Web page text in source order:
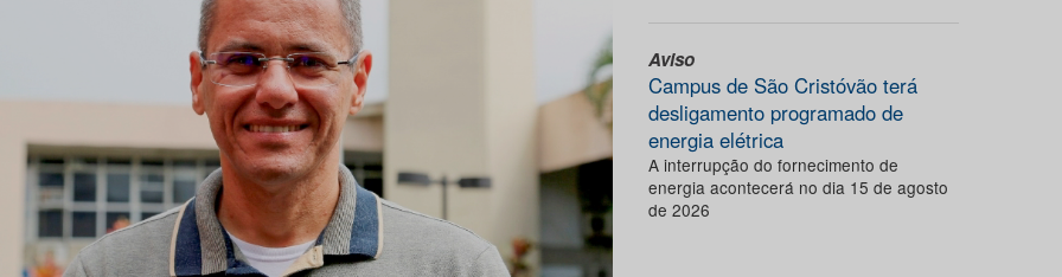
Aviso
Campus de São Cristóvão terá
desligamento programado de
energia elétrica
A interrupção do fornecimento de
energia acontecerá no dia 15 de agosto
de 2026